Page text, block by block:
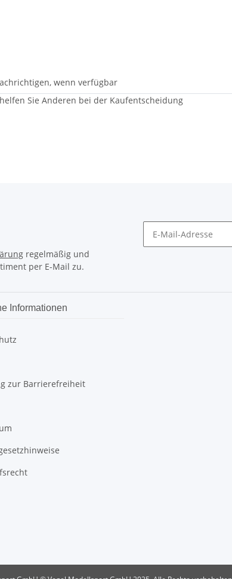
wenn verfügbar
Sie Anderen bei der Kaufentscheidung
regelmäßig und
per E-Mail zu.
Informationen
zur Barrierefreiheit